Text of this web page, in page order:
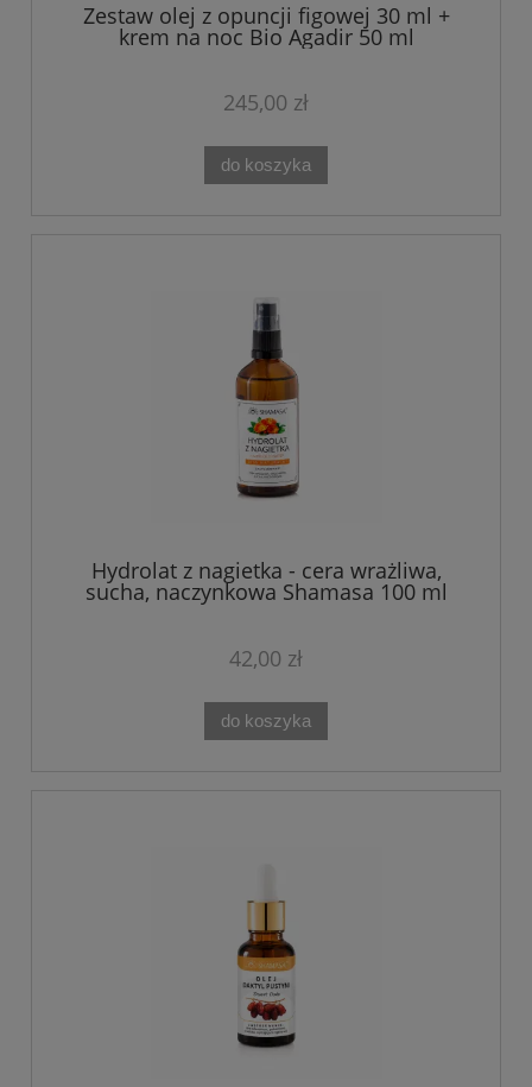
Zestaw olej z opuncji figowej 30 ml +
krem na noc Bio Agadir 50 ml
245,00 zł
do koszyka
Hydrolat z nagietka - cera wrażliwa,
sucha, naczynkowa Shamasa 100 ml
42,00 zł
do koszyka